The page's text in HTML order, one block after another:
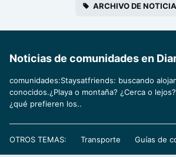
ARCHIVO DE
Noticias de comunidades en
comunidades:Staysatfriends: buscando
conocidos.¿Playa o montaña? ¿Cerca o
¿qué prefieren los..
OTROS TEMAS: Transporte Guías de